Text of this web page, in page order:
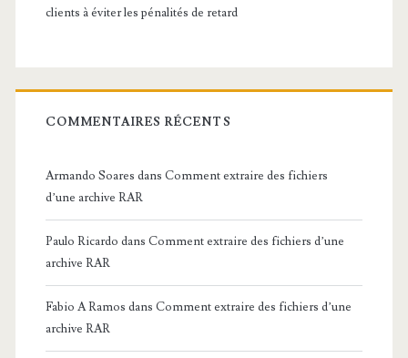
clients à éviter les pénalités de retard
COMMENTAIRES RÉCENTS
Armando Soares dans Comment extraire des fichiers
d’une archive RAR
Paulo Ricardo dans Comment extraire des fichiers d’une
archive RAR
Fabio A Ramos dans Comment extraire des fichiers d’une
archive RAR